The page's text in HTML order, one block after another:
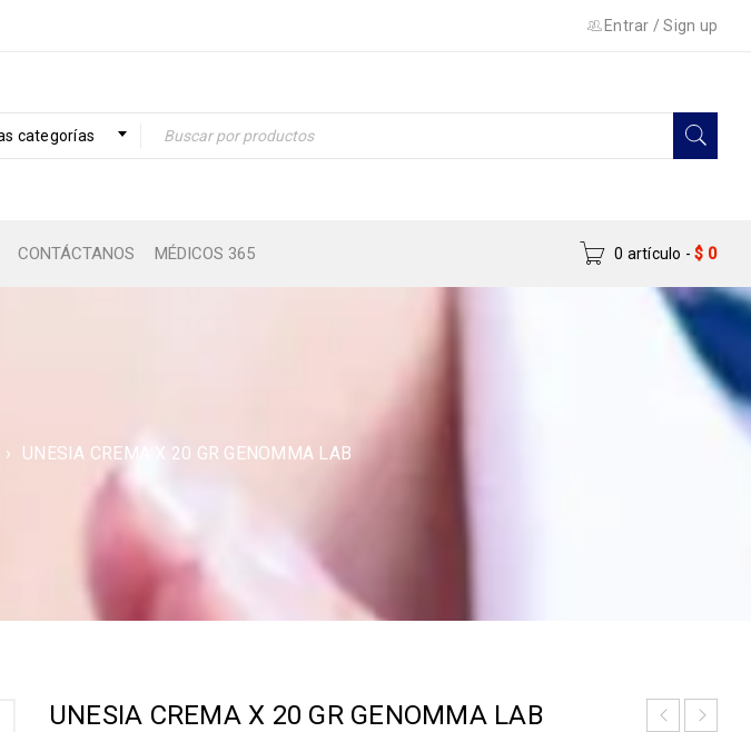
Entrar /Sign up
categorías
CONTÁCTANOS MÉDICOS 365 0 artículo - $ 0
› UNESIA CREMA X 20 GR GENOMMA LAB
UNESIA CREMA X 20 GR GENOMMA LAB